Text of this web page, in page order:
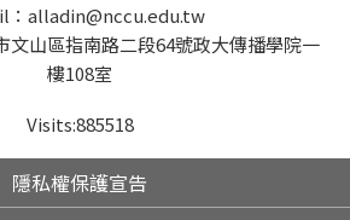
：alladin@nccu.edu.tw
文山區指南路二段64號政大傳播學院一
樓108室
Visits:885518
隱私權保護宣告